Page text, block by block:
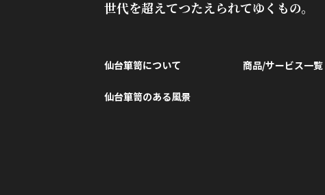
世代を超えてつたえられてゆくもの。
仙台箪笥について
仙台箪笥のある風景
商品/サービス一覧